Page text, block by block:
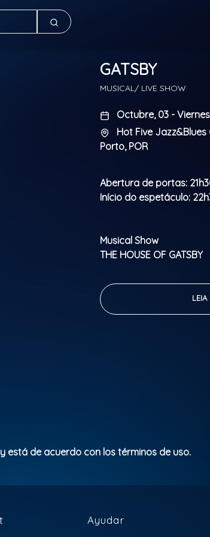
GATSBY
MUSICAL/ LIVE SHOW
Octubre, 03 - Viernes
Hot Five Jazz&Blues
Porto, POR
Abertura de portas:
Início do espetáculo:
Musical Show
THE HOUSE OF GATSBY
Uma festa temática
sofisticação dos anos
romance"O Grande
LEIA
está de acuerdo con los términos de uso.
Ayudar